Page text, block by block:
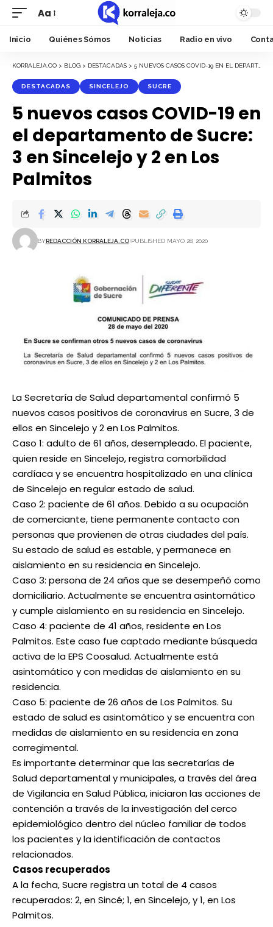
Font
Resizer
Aa
Inicio Quiénes Sómos Noticias Radio en vivo
KORRALEJA.CO > BLOG > DESTACADAS > 5 NUEVOS CASOS COVID-19 EN EL DEPARTAMENTO DE SUCRE: 3 EN SINCELEJO Y 2 EN LOS PALMITOS
DESTACADAS SINCELEJO SUCRE
5 nuevos casos COVID-19 en
el departamento de Sucre:
3 en Sincelejo y 2 en Los
Palmitos
BYREDACCIÓN KORRALEJA.CO PUBLISHED MAYO 28, 2020
La Secretaría de Salud departamental confirmó 5
nuevos casos positivos de coronavirus en Sucre, 3 de
ellos en Sincelejo y 2 en Los Palmitos.
Caso 1: adulto de 61 años, desempleado. El paciente,
quien reside en Sincelejo, registra comorbilidad
cardíaca y se encuentra hospitalizado en una clínica
de Sincelejo en regular estado de salud.
Caso 2: paciente de 61 años. Debido a su ocupación
de comerciante, tiene permanente contacto con
personas que provienen de otras ciudades del país.
Su estado de salud es estable, y permanece en
aislamiento en su residencia en Sincelejo.
Caso 3: persona de 24 años que se desempeñó como
domiciliario. Actualmente se encuentra asintomático
y cumple aislamiento en su residencia en Sincelejo.
Caso 4: paciente de 41 años, residente en Los
Palmitos. Este caso fue captado mediante búsqueda
activa de la EPS Coosalud. Actualmente está
asintomático y con medidas de aislamiento en su
residencia.
Caso 5: paciente de 26 años de Los Palmitos. Su
estado de salud es asintomático y se encuentra con
medidas de aislamiento en su residencia en zona
corregimental.
Es importante determinar que las secretarías de
Salud departamental y municipales, a través del área
de Vigilancia en Salud Pública, iniciaron las acciones de
contención a través de la investigación del cerco
epidemiológico dentro del núcleo familiar de todos
los pacientes y la identificación de contactos
relacionados.
Casos recuperados
A la fecha, Sucre registra un total de 4 casos
recuperados: 2, en Sincé; 1, en Sincelejo, y 1, en Los
Palmitos.